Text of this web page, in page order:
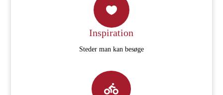

Inspiration
Steder man kan besøge
